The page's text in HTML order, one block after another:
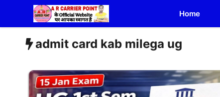
content
Home
admit card kab milega ug